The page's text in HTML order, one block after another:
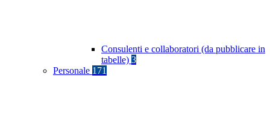
Consulenti e collaboratori (da pubblicare in
tabelle) 3
Personale 171